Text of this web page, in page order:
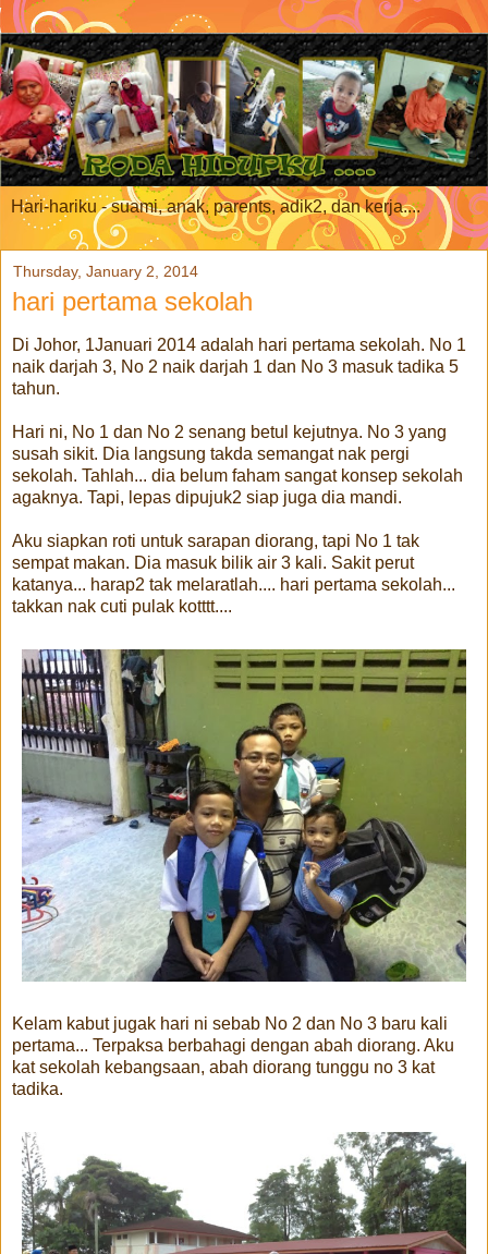
Hari-hariku - suami, anak, parents, adik2, dan kerja....
Thursday, January 2, 2014
hari pertama sekolah
Di Johor, 1Januari 2014 adalah hari pertama sekolah. No 1
naik darjah 3, No 2 naik darjah 1 dan No 3 masuk tadika 5
tahun.
Hari ni, No 1 dan No 2 senang betul kejutnya. No 3 yang
susah sikit. Dia langsung takda semangat nak pergi
sekolah. Tahlah... dia belum faham sangat konsep sekolah
agaknya. Tapi, lepas dipujuk2 siap juga dia mandi.
Aku siapkan roti untuk sarapan diorang, tapi No 1 tak
sempat makan. Dia masuk bilik air 3 kali. Sakit perut
katanya... harap2 tak melaratlah.... hari pertama sekolah...
takkan nak cuti pulak kotttt....
Kelam kabut jugak hari ni sebab No 2 dan No 3 baru kali
pertama... Terpaksa berbahagi dengan abah diorang. Aku
kat sekolah kebangsaan, abah diorang tunggu no 3 kat
tadika.